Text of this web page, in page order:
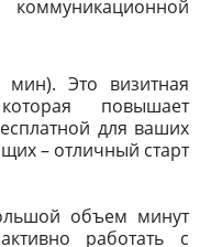
Это визитная
повышает
для ваших
– отличный старт
объем минут
работать с